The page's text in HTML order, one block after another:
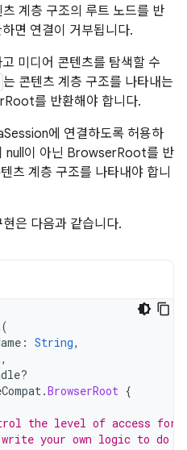
계층 구조의 루트 노드를 반
면 연결이 거부됩니다.
미디어 콘텐츠를 탐색할 수
는 콘텐츠 계층 구조를 나타내는
를 반환해야 합니다.
에 연결하도록 허용하
null이 아닌 BrowserRoot를 반
츠 계층 구조를 나타내야 합니
은 다음과 같습니다.
(
: String,
,
.BrowserRoot {
the level of access for
your own logic to do